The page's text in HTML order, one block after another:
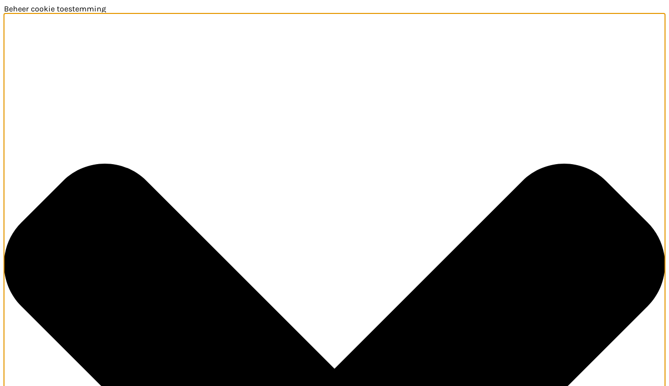
Beheer cookie toestemming